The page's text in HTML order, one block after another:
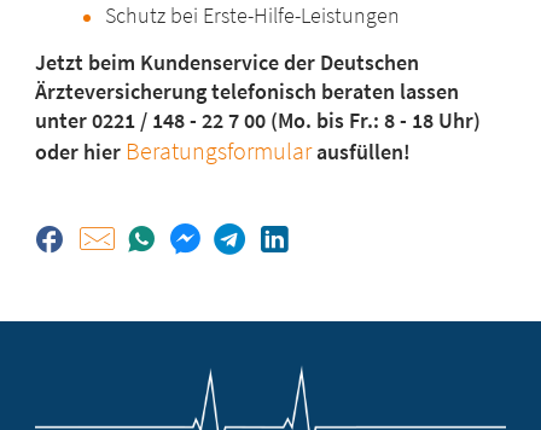
Schutz bei Erste-Hilfe-Leistungen
Jetzt beim Kundenservice der Deutschen
Ärzteversicherung telefonisch beraten lassen
unter 0221 / 148 - 22 7 00 (Mo. bis Fr.: 8 - 18 Uhr)
oder hier Beratungsformularausfüllen!